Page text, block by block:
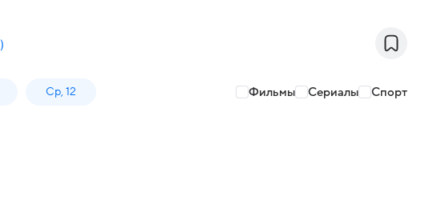
)
Ср, 12 Фильмы Сериалы Спорт